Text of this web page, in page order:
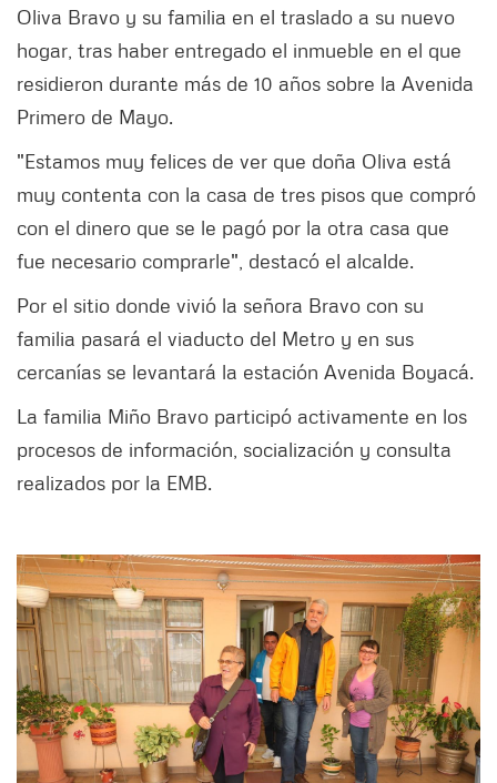
Oliva Bravo y su familia en el traslado a su nuevo
hogar, tras haber entregado el inmueble en el que
residieron durante más de 10 años sobre la Avenida
Primero de Mayo.
"Estamos muy felices de ver que doña Oliva está
muy contenta con la casa de tres pisos que compró
con el dinero que se le pagó por la otra casa que
fue necesario comprarle", destacó el alcalde.
Por el sitio donde vivió la señora Bravo con su
familia pasará el viaducto del Metro y en sus
cercanías se levantará la estación Avenida Boyacá.
La familia Miño Bravo participó activamente en los
procesos de información, socialización y consulta
realizados por la EMB.